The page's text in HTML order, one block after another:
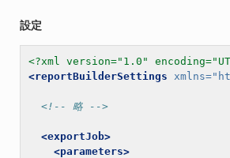
設定
<?xml version="1.0"
<reportBuilderSettings
xmlns=
<!-- 略 -->
<exportJob>
<parameters>